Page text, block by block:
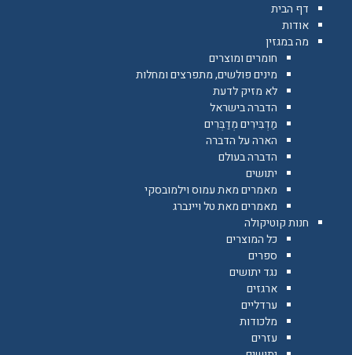
דף הבית
אודות
מה במגזין
חומרים ומוצרים
מינים פולשים, מתפרצים ומחלות
לא מזיק לדעת
הדברה בישראל
מַדְבִּירִים מְדַבְּרִים
הארה על הדברה
הדברה בעולם
יתושים
מאמרים מאת עמוס וילמובסקי
מאמרים מאת טל ויינברג
חנות קוטיקולה
כל המוצרים
ספרים
נגד יתושים
ארגזים
ערדליים
מלכודות
עזרים